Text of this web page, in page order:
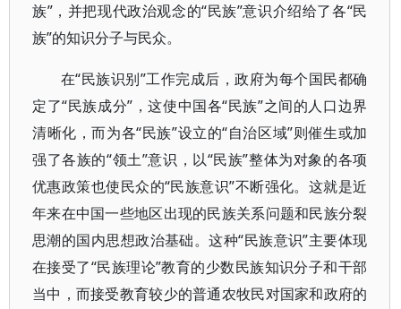
族”，并把现代政治观念的“民族”意识介绍给了各“民
族”的知识分子与民众。
在“民族识别”工作完成后，政府为每个国民都确
定了“民族成分”，这使中国各“民族”之间的人口边界
清晰化，而为各“民族”设立的“自治区域”则催生或加
强了各族的“领土”意识，以“民族”整体为对象的各项
优惠政策也使民众的“民族意识”不断强化。这就是近
年来在中国一些地区出现的民族关系问题和民族分裂
思潮的国内思想政治基础。这种“民族意识”主要体现
在接受了“民族理论”教育的少数民族知识分子和干部
当中，而接受教育较少的普通农牧民对国家和政府的